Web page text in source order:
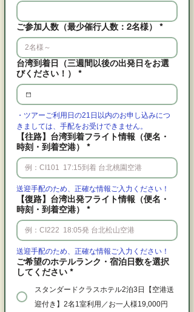
ご参加人数（最少催行人数：2名様） *
台湾到着日（三週間以後の出発日をお選
びください！）
*
・ツアーご利用日の21日以内のお申し込みにつ
きましては、手配をお受けできません。
【往路】台湾到着フライト情報（便名・
時刻・到着空港）
*
送迎手配のため、正確な情報ご入力ください！
【復路】台湾出発フライト情報（便名・
時刻・到着空港）
*
送迎手配のため、正確な情報ご入力ください！
ご希望のホテルランク・宿泊日数を選択
してください *
スタンダードクラスホテル2泊3日【空港送
迎付き】2名1室利用／お一人様19,000円